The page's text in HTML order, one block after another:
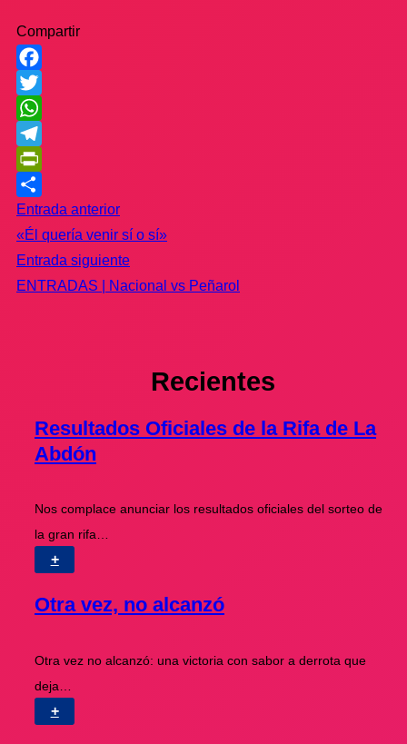
Compartir
Facebook
Twitter
WhatsApp
Telegram
PrintFriendly
Compartir
Entrada anterior
«Él quería venir sí o sí»
Entrada siguiente
ENTRADAS | Nacional vs Peñarol
Recientes
Resultados Oficiales de la Rifa de La
Abdón
Nos complace anunciar los resultados oficiales del sorteo de
la gran rifa…
+
Otra vez, no alcanzó
Otra vez no alcanzó: una victoria con sabor a derrota que
deja…
+